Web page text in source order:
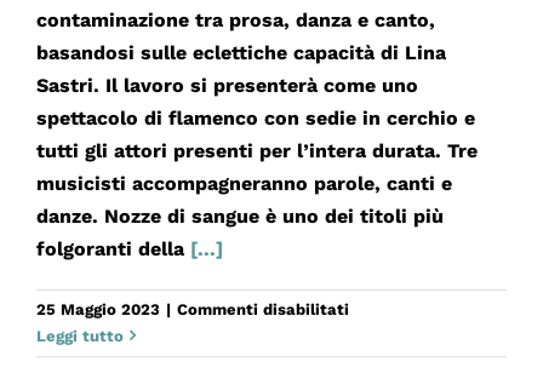
contaminazione tra prosa, danza e canto,
basandosi sulle eclettiche capacità di Lina
Sastri. Il lavoro si presenterà come uno
spettacolo di flamenco con sedie in cerchio e
tutti gli attori presenti per l’intera durata. Tre
musicisti accompagneranno parole, canti e
danze. Nozze di sangue è uno dei titoli più
folgoranti della [...]
25 Maggio 2023 | Commenti disabilitatisu
DI
Leggi tutto